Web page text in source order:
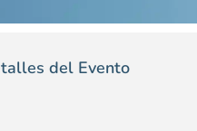
del Evento